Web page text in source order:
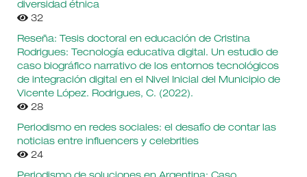
diversidad étnica
32
Reseña: Tesis doctoral en educación de Cristina
Rodrigues: Tecnología educativa digital. Un estudio de
caso biográfico narrativo de los entornos tecnológicos
de integración digital en el Nivel Inicial del Municipio de
Vicente López. Rodrigues, C. (2022).
28
Periodismo en redes sociales: el desafío de contar las
noticias entre influencers y celebrities
24